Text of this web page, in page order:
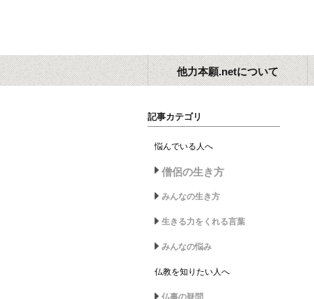
他力本願.netについて
記事カテゴリ
悩んでいる人へ
僧侶の生き方
みんなの生き方
生きる力をくれる言葉
みんなの悩み
仏教を知りたい人へ
仏事の疑問